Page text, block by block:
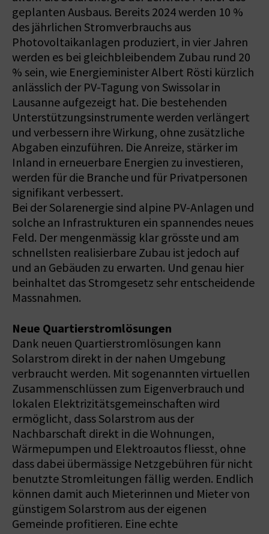
geplanten Ausbaus. Bereits 2024 werden 10 %
des jährlichen Stromverbrauchs aus
Photovoltaikanlagen produziert, in vier Jahren
werden es bei gleichbleibendem Zubau rund 20
% sein, wie Energieminister Albert Rösti kürzlich
anlässlich der PV-Tagung von Swissolar in
Lausanne aufgezeigt hat. Die bestehenden
Unterstützungsinstrumente werden verlängert
und verbessern ihre Wirkung, ohne zusätzliche
Abgaben einzuführen. Die Anreize, stärker im
Inland in erneuerbare Energien zu investieren,
werden für die Branche und für Privatpersonen
signifikant verbessert.
Bei der Solarenergie sind alpine PV-Anlagen und
solche an Infrastrukturen ein spannendes neues
Feld. Der mengenmässig klar grösste und am
schnellsten realisierbare Zubau ist jedoch auf
und an Gebäuden zu erwarten. Und genau hier
beinhaltet das Stromgesetz sehr entscheidende
Massnahmen.
Neue Quartierstromlösungen
Dank neuen Quartierstromlösungen kann
Solarstrom direkt in der nahen Umgebung
verbraucht werden. Mit sogenannten virtuellen
Zusammenschlüssen zum Eigenverbrauch und
lokalen Elektrizitätsgemeinschaften wird
ermöglicht, dass Solarstrom aus der
Nachbarschaft direkt in die Wohnungen,
Wärmepumpen und Elektroautos fliesst, ohne
dass dabei übermässige Netzgebühren für nicht
benutzte Stromleitungen fällig werden. Endlich
können damit auch Mieterinnen und Mieter von
günstigem Solarstrom aus der eigenen
Gemeinde profitieren. Eine echte